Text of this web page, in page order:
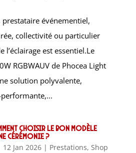
prestataire événementiel,
collectivité ou particulier
l’éclairage est essentiel.Le
RGBWAUV de Phocea Light
solution polyvalente,
choisir le bon modèle
cérémonie ?
12 Jan 2026| Prestations, Shop